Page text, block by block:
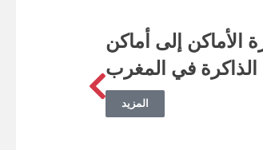
الأماكن إلى أماكن
الذاكرة في المغرب
المزيد